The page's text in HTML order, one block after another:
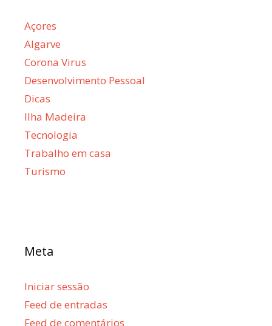
Açores
Algarve
Corona Virus
Desenvolvimento Pessoal
Dicas
Ilha Madeira
Tecnologia
Trabalho em casa
Turismo
Meta
Iniciar sessão
Feed de entradas
Feed de comentários